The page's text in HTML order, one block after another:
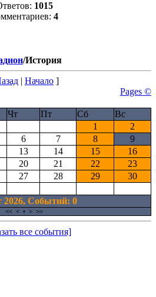
1015
4
/История
| Начало ]
Pages ©
Чт Пт Сб
Вс
1
2
6 7 8
9
13 14 15
16
20 21 22
23
27 28 29
30
2026, Cобытий: 0
<< < • > >>
все события]